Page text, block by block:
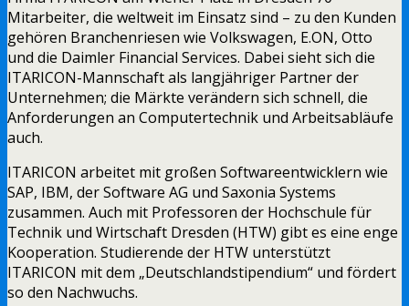
Mitarbeiter, die weltweit im Einsatz sind – zu den Kunden
gehören Branchenriesen wie Volkswagen, E.ON, Otto
und die Daimler Financial Services. Dabei sieht sich die
ITARICON-Mannschaft als langjähriger Partner der
Unternehmen; die Märkte verändern sich schnell, die
Anforderungen an Computertechnik und Arbeitsabläufe
auch.
ITARICON arbeitet mit großen Softwareentwicklern wie
SAP, IBM, der Software AG und Saxonia Systems
zusammen. Auch mit Professoren der Hochschule für
Technik und Wirtschaft Dresden (HTW) gibt es eine enge
Kooperation. Studierende der HTW unterstützt
ITARICON mit dem „Deutschlandstipendium“ und fördert
so den Nachwuchs.